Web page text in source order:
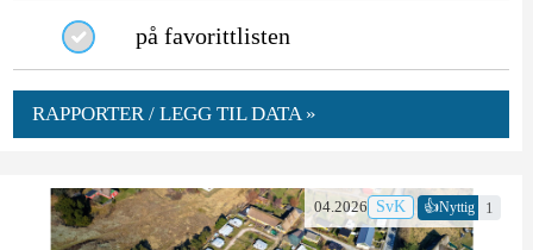
på favorittlisten
RAPPORTER / LEGG TIL DATA »
04.2026 SvK 👍Nyttig 1